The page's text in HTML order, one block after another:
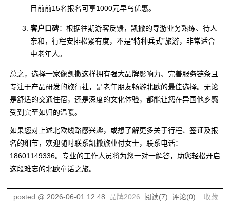
目前前15名报名可享1000元早鸟优惠。
客户口碑：根据往期游客反馈，凯撒的导游业务熟练、待人
亲和，行程安排松紧有度，不是“特种兵式”旅游，非常适合
中老年人。
总之，选择一家像凯撒这样拥有强大品牌影响力、完善服务链条且
专注于产品研发的旅行社，是老年朋友畅游北欧的最佳选择。无论
是舒适的交通住宿，还是深度的文化体验，都能让您在异国他乡感
受到宾至如归的温暖。
如果您对上述北欧线路感兴趣，或想了解更多关于行程、签证及报
名的细节，欢迎随时联系凯撒旅业付女士，联系电话：
18601149336。专业的工作人员将为您一对一解答，助您轻松开启
这段难忘的北欧童话之旅。
posted @ 2026-06-01 12:48 品牌2026 阅读(7) 评论(0) 收藏